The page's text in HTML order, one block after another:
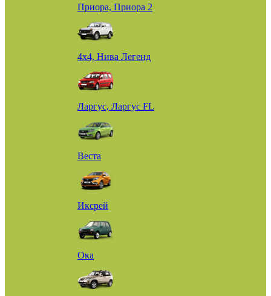
Приора, Приора 2
4х4, Нива Легенд
Ларгус, Ларгус FL
Веста
Иксрей
Ока